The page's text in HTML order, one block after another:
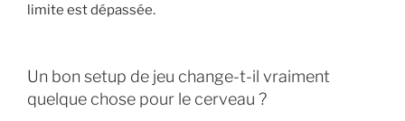
limite est dépassée.
Un bon setup de jeu change-t-il vraiment
quelque chose pour le cerveau ?